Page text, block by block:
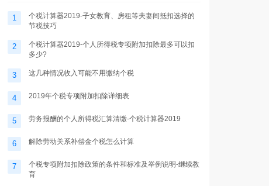
1
个税计算器2019-子女教育、房租等夫妻间抵扣选择的
节税技巧
2
个税计算器2019-个人所得税专项附加扣除最多可以扣
多少?
3 这几种情况收入可能不用缴纳个税
4 2019年个税专项附加扣除详细表
5 劳务报酬的个人所得税汇算清缴-个税计算器2019
6 解除劳动关系补偿金个税怎么计算
7
个税专项附加扣除政策的条件和标准及举例说明-继续教
育